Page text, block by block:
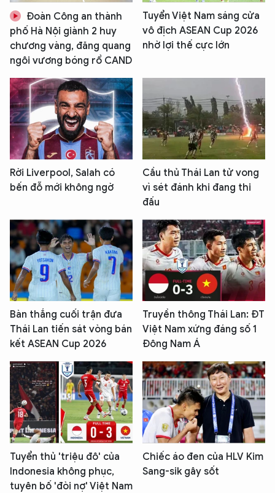
Đoàn Công an thành
phố Hà Nội giành 2 huy
chương vàng, đăng quang
ngôi vương bóng rổ CAND
Tuyển Việt Nam sáng cửa
vô địch ASEAN Cup 2026
nhờ lợi thế cực lớn
Rời Liverpool, Salah có
bến đỗ mới không ngờ
Cầu thủ Thái Lan tử vong
vì sét đánh khi đang thi
đấu
Bàn thắng cuối trận đưa
Thái Lan tiến sát vòng bán
kết ASEAN Cup 2026
Truyền thông Thái Lan: ĐT
Việt Nam xứng đáng số 1
Đông Nam Á
Tuyển thủ 'triệu đô' của
Indonesia không phục,
tuyên bố 'đòi nợ' Việt Nam
Chiếc áo đen của HLV Kim
Sang-sik gây sốt